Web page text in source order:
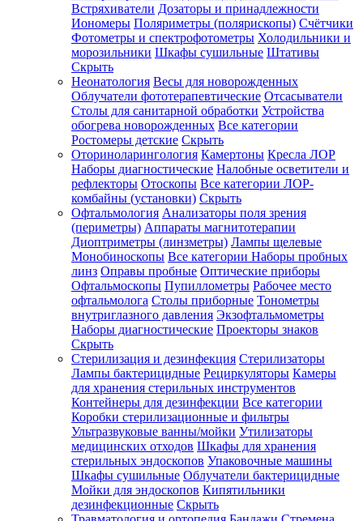
Встряхиватели Дозаторы и принадлежности
Иономеры Поляриметры (полярископы) Счётчики
Фотометры и спектрофотометры Холодильники и
морозильники Шкафы сушильные Штативы
Скрыть
Неонатология Весы для новорожденных
Облучатели фототерапевтические Отсасыватели
Столы для санитарной обработки Устройства
обогрева новорожденных Все категории
Ростомеры детские Скрыть
Оториноларингология Камертоны Кресла ЛОР
Наборы диагностические Налобные осветители и
рефлекторы Отоскопы Все категории ЛОР-
комбайны (установки) Скрыть
Офтальмология Анализаторы поля зрения
(периметры) Аппараты магнитотерапии
Диоптриметры (линзметры) Лампы щелевые
Монобиноскопы Все категории Наборы пробных
линз Оправы пробные Оптические приборы
Офтальмоскопы Пупиллометры Рабочее место
офтальмолога Столы приборные Тонометры
внутриглазного давления Экзофтальмометры
Наборы диагностические Проекторы знаков
Скрыть
Стерилизация и дезинфекция Стерилизаторы
Лампы бактерицидные Рециркуляторы Камеры
для хранения стерильных инструментов
Контейнеры для дезинфекции Все категории
Коробки стерилизационные и фильтры
Ультразвуковые ванны/мойки Утилизаторы
медицинских отходов Шкафы для хранения
стерильных эндоскопов Упаковочные машины
Шкафы сушильные Облучатели бактерицидные
Мойки для эндоскопов Кипятильники
дезинфекционные Скрыть